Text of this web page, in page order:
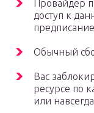
Провайдер
доступ к
Обычный
Вас
ресурсе по
или